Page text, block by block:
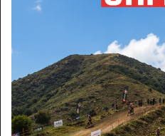
ESCALERA TIPO
home/catálogo de productos/escaleras tipo